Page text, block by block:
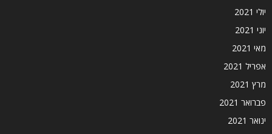
יולי 2021
יוני 2021
מאי 2021
אפריל 2021
מרץ 2021
פברואר 2021
ינואר 2021